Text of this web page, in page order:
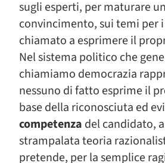
sugli esperti, per maturare
convincimento, sui temi per
chiamato a esprimere il
Nel sistema politico che
chiamiamo democrazia
nessuno di fatto esprime il
base della riconosciuta ed
competenza del candidato,
strampalata teoria
pretende, per la semplice